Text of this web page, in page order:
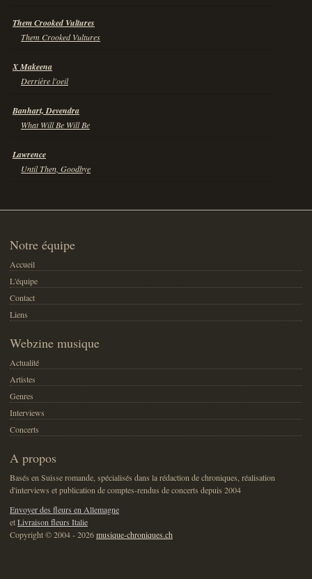
Them Crooked Vultures
Them Crooked Vultures
X Makeena
Derrière l'oeil
Banhart, Devendra
What Will Be Will Be
Lawrence
Until Then, Goodbye
Notre équipe
Accueil
L'équipe
Contact
Liens
Webzine musique
Actualité
Artistes
Genres
Interviews
Concerts
A propos
Basés en Suisse romande, spécialisés dans la rédaction de chroniques, réalisation
d'interviews et publication de comptes-rendus de concerts depuis 2004
Envoyer des fleurs en Allemagne
etLivraison fleurs Italie
Copyright © 2004 - 2026musique-chroniques.ch